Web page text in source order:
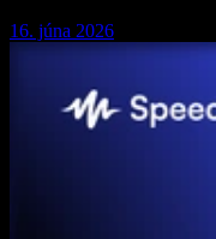
16. júna 2026